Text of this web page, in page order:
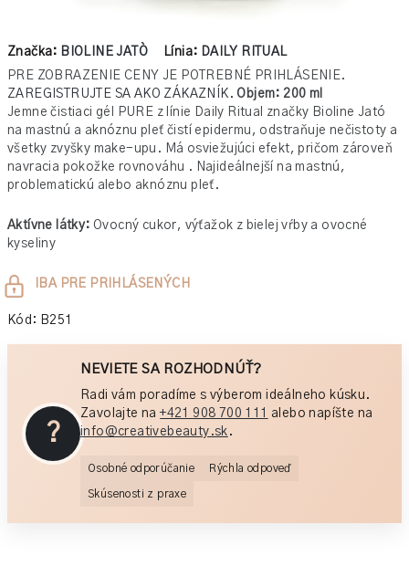
Značka: BIOLINE JATÒ Línia: DAILY RITUAL
PRE ZOBRAZENIE CENY JE POTREBNÉ PRIHLÁSENIE.
ZAREGISTRUJTE SA AKO ZÁKAZNÍK. Objem: 200 ml
Jemne čistiaci gél PURE z línie Daily Ritual značky Bioline Jató
na mastnú a aknóznu pleť čistí epidermu, odstraňuje nečistoty a
všetky zvyšky make-upu. Má osviežujúci efekt, pričom zároveň
navracia pokožke rovnováhu . Najideálnejší na mastnú,
problematickú alebo aknóznu pleť.
Aktívne látky: Ovocný cukor, výťažok z bielej vŕby a ovocné
kyseliny
Jednotková
cena:
IBA PRE PRIHLÁSENÝCH
Kód: B251
?
NEVIETE SA ROZHODNÚŤ?
Radi vám poradíme s výberom ideálneho kúsku.
Zavolajte na+421 908 700 111
alebo napíšte na
info@creativebeauty.sk .
Osobné odporúčanie Rýchla odpoveď
Skúsenosti z praxe